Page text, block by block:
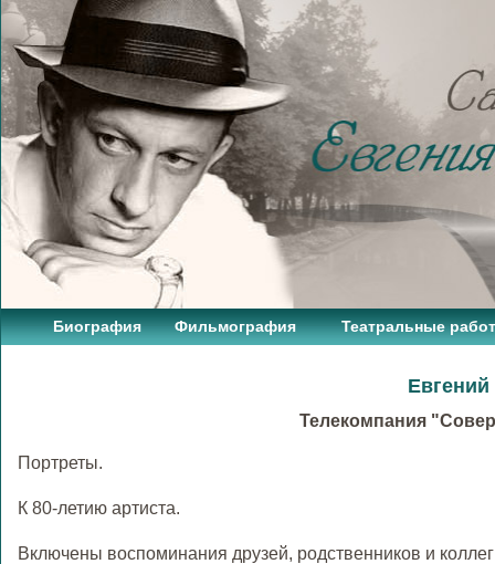
Биография Фильмография Театральные
Телекомпания
Портреты.
К 80-летию артиста.
Включены воспоминания друзей, родственников и